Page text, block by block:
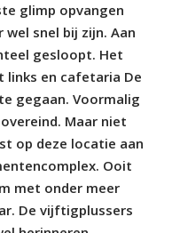
glimp opvangen
wel snel bij zijn. Aan
gesloopt. Het
links en cafetaria De
gegaan. Voormalig
Maar niet
op deze locatie aan
Ooit
met onder meer
De vijftigplussers